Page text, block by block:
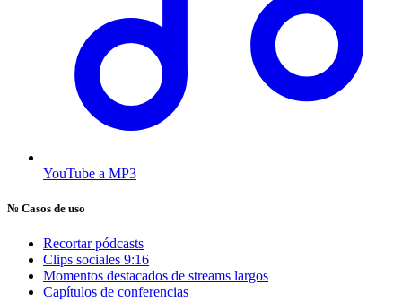
YouTube a MP3
№ Casos de uso
Recortar pódcasts
Clips sociales 9:16
Momentos destacados de streams largos
Capítulos de conferencias